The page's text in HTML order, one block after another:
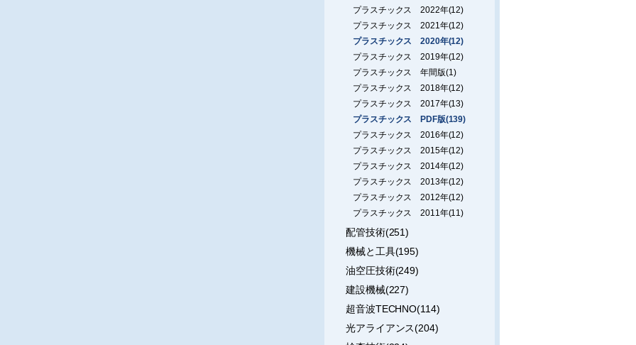
プラスチックス 2022年(12)
プラスチックス 2021年(12)
プラスチックス 2020年(12)
プラスチックス 2019年(12)
プラスチックス 年間版(1)
プラスチックス 2018年(12)
プラスチックス 2017年(13)
プラスチックス PDF版(139)
プラスチックス 2016年(12)
プラスチックス 2015年(12)
プラスチックス 2014年(12)
プラスチックス 2013年(12)
プラスチックス 2012年(12)
プラスチックス 2011年(11)
配管技術(251)
機械と工具(195)
油空圧技術(249)
建設機械(227)
超音波TECHNO(114)
光アライアンス(204)